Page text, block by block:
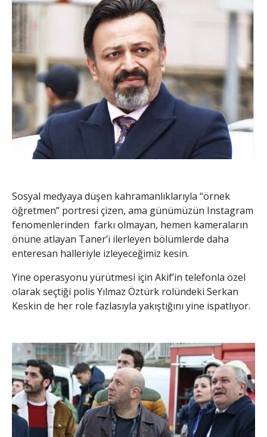
Sosyal medyaya düşen kahramanlıklarıyla “örnek
öğretmen” portresi çizen, ama günümüzün Instagram
fenomenlerinden farkı olmayan, hemen kameraların
önüne atlayan Taner’i ilerleyen bölümlerde daha
enteresan halleriyle izleyeceğimiz kesin.
Yine operasyonu yürütmesi için Akif’in telefonla özel
olarak seçtiği polis Yılmaz Öztürk rolündeki Serkan
Keskin de her role fazlasıyla yakıştığını yine ispatlıyor.